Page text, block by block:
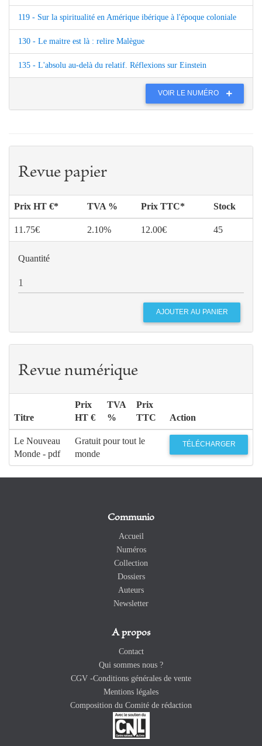
119 - Sur la spiritualité en Amérique ibérique à l'époque coloniale
130 - Le maitre est là : relire Malègue
135 - L'absolu au-delà du relatif. Réflexions sur Einstein
VOIR LE NUMÉRO
Revue papier
Prix HT €* TVA % Prix TTC* Stock
11.75€ 2.10% 12.00€ 45
Quantité
Revue numérique
Titre
Prix
HT €
TVA
%
Prix
TTC
Action
Le Nouveau
Monde - pdf
Gratuit pour tout le
monde
TÉLÉCHARGER
Communio
Accueil
Numéros
Collection
Dossiers
Auteurs
Newsletter
A propos
Contact
Qui sommes nous ?
CGV -Conditions générales de vente
Mentions légales
Composition du Comité de rédaction